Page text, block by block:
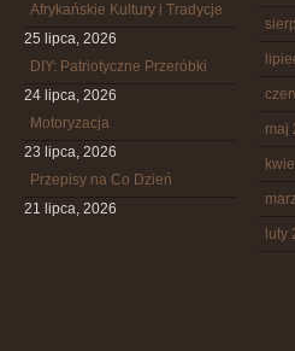
Afrykańskie Kultury i Tradycje
25 lipca, 2026
DIY: Patriotyczne Przeróbki
24 lipca, 2026
Motoryzacja
23 lipca, 2026
Przepisy na Co Dzień
21 lipca, 2026
maj
luty